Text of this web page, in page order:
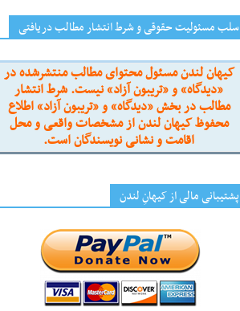
سلب مسئولیت حقوقی و شرط انتشار مطالب دریافتی
کیهان لندن مسئول محتوای مطالب منتشرشده در
«دیدگاه» و «تریبون آزاد» نیست. شرط انتشار
مطالب در بخش «دیدگاه» و «تریبون آزاد» اطلاع
محفوظ کیهان لندن از مشخصات واقعی و محل
اقامت و نشانی نویسندگان است.
پشتیبانی مالی از کیهانِ لندن